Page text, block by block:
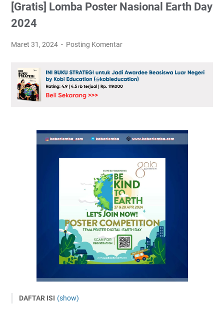
[Gratis] Lomba Poster Nasional Earth Day
2024
Maret 31, 2024 Posting Komentar
DAFTAR ISI (show)